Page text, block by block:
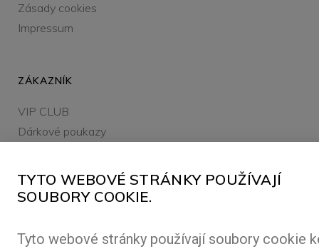
Zásady cookies
Impressum
ZÁKAZNÍK
VIP CLUB
Dárkové poukazy
TYTO WEBOVÉ STRÁNKY POUŽÍVAJÍ
SOUBORY COOKIE.
Tyto webové stránky používají soubory cookie